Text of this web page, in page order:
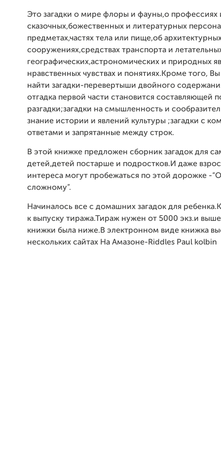
Это загадки о мире флоры и фауны,о профессиях
сказочных,божественных и литературных
предметах,частях тела или пище,об
сооружениях,средствах транспорта и
географических,астрономических и природных
нравственных чувствах и понятиях.Кроме того,
найти загадки-перевертыши двойного
отгадка первой части становится составляющей
разгадки;загадки на смышленность и
знание истории и явлений культуры ;загадки с
ответами и запрятанные между строк.
В этой книжке предложен сборник загадок для
детей,детей постарше и подростков.И даже
интереса могут пробежаться по этой дорожке -
сложному”.
Начиналось все с домашних загадок для
к выпуску тиража.Тираж нужен от 5000 экз.и
книжки была ниже.В электронном виде книжка
нескольких сайтах На Амазоне-Riddles Paul kolbin